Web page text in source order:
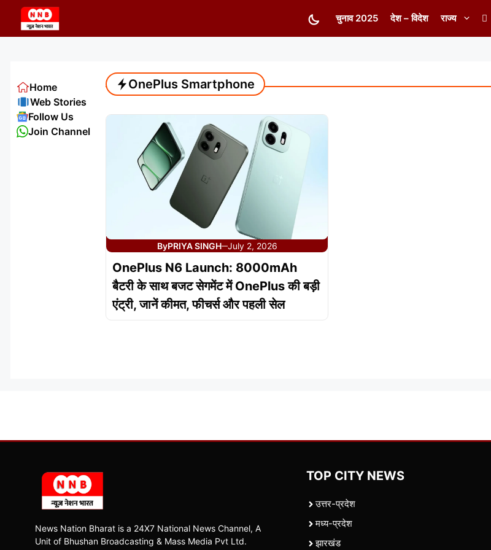
content
चुनाव 2025 देश – विदेश राज्य
OnePlus Smartphone
ByPRIYA SINGH—July 2, 2026
OnePlus N6 Launch: 8000mAh
बैटरी के साथ बजट सेगमेंट में OnePlus की बड़ी
एंट्री, जानें कीमत, फीचर्स और पहली सेल
Home
Web Stories
Follow Us
Join Channel
News Nation Bharat is a 24X7 National News Channel, A
Unit of Bhushan Broadcasting & Mass Media Pvt Ltd.
TOP CITY NEWS
उत्तर-प्रदेश
मध्य-प्रदेश
झारखंड